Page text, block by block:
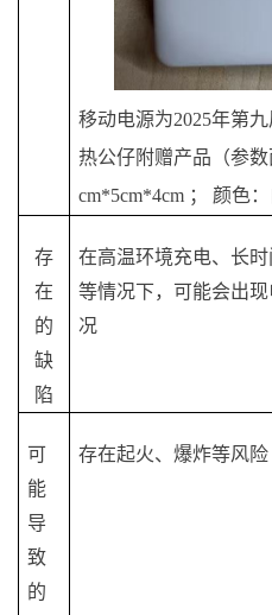
移动电源为2025年第
热公仔附赠产品（参
cm*5cm*4cm ； 颜色
存
在
的
缺
陷
在高温环境充电、长
等情况下，可能会出
况
可
能
导
致
的
存在起火、爆炸等风险